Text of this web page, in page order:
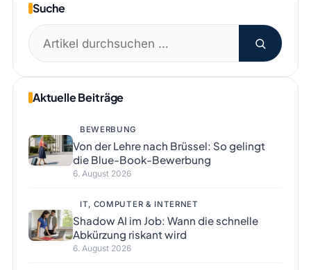
Suche
Suchen
nach:
Aktuelle Beiträge
BEWERBUNG
Von der Lehre nach Brüssel: So gelingt
die Blue-Book-Bewerbung
6. August 2026
IT, COMPUTER & INTERNET
Shadow AI im Job: Wann die schnelle
Abkürzung riskant wird
6. August 2026